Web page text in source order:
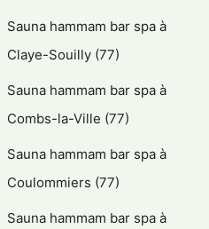
Sauna hammam bar spa à
Claye-Souilly (77)
Sauna hammam bar spa à
Combs-la-Ville (77)
Sauna hammam bar spa à
Coulommiers (77)
Sauna hammam bar spa à